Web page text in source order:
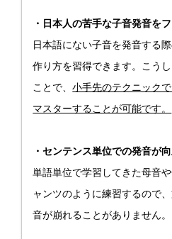
・日本人の苦手な子音発音を
日本語にない子音を発音する
作り方を習得できます。こう
ことで、小手先のテクニック
マスターすることが可能です。
・センテンス単位での発音が
単語単位で学習してきた母音
ャンツのように練習するので
音が崩れることがありません。